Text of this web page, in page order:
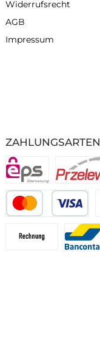
ZAHLUNGSARTEN
Widerrufsrecht
AGB
Impressum